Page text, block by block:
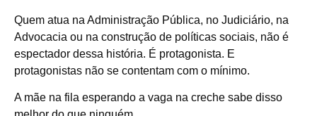
Quem atua na Administração Pública, no Judiciário, na
Advocacia ou na construção de políticas sociais, não é
espectador dessa história. É protagonista. E
protagonistas não se contentam com o mínimo.
A mãe na fila esperando a vaga na creche sabe disso